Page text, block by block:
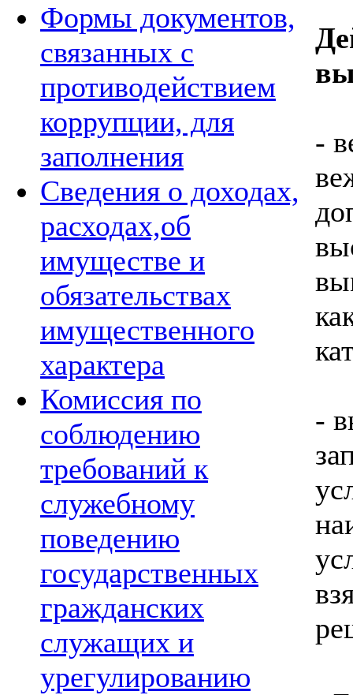
Формы документов,
связанных с
противодействием
коррупции, для
заполнения
Сведения о доходах,
расходах,об
имуществе и
обязательствах
имущественного
характера
Комиссия по
соблюдению
требований к
служебному
поведению
государственных
гражданских
служащих и
урегулированию
-
-